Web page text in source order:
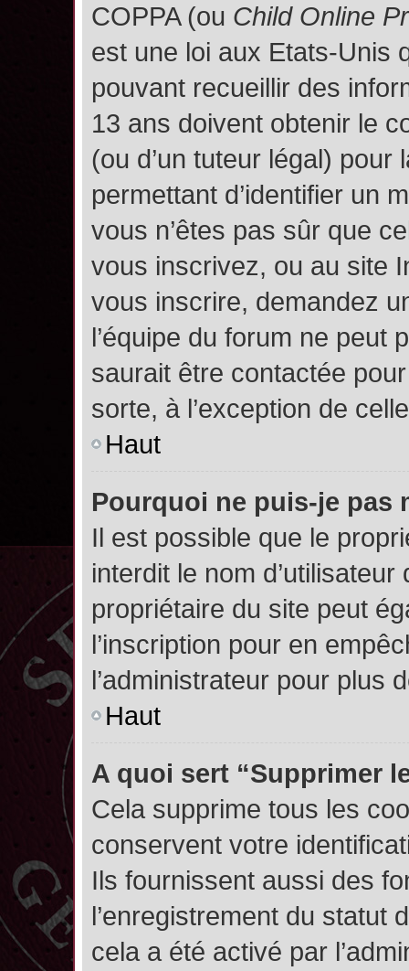
COPPA (ou Child Online
est une loi aux Etats-Unis
pouvant recueillir des
13 ans doivent obtenir le
(ou d’un tuteur légal)
permettant d’identifier un
vous n’êtes pas sûr que
vous inscrivez, ou au site
vous inscrire, demandez
l’équipe du forum ne peut
saurait être contactée
sorte, à l’exception de
Haut
Pourquoi ne puis-je pas
Il est possible que le
interdit le nom
propriétaire du site peut
l’inscription pour en
l’administrateur pour plus
Haut
A quoi sert “Supprimer
Cela supprime tous les
conservent votre
Ils fournissent aussi des
l’enregistrement du statut
cela a été activé par